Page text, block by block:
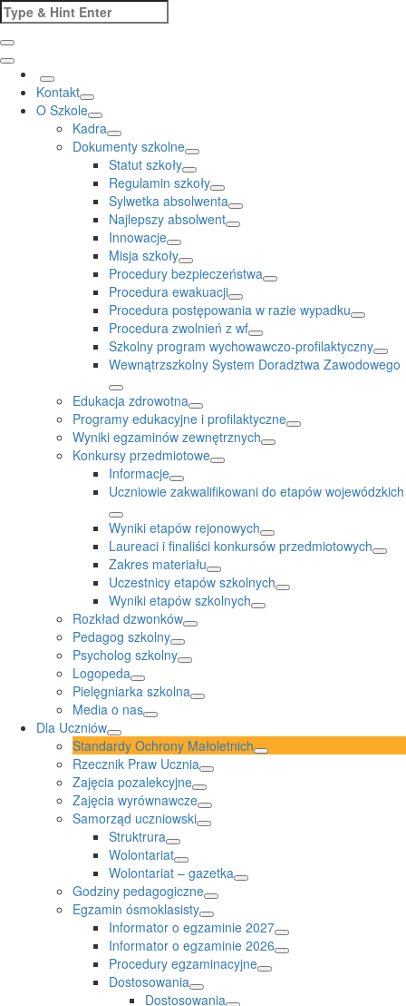
Skip
to
content
Search
for:
Kontakt
O Szkole
Kadra
Dokumenty szkolne
Statut szkoły
Regulamin szkoły
Sylwetka absolwenta
Najlepszy absolwent
Innowacje
Misja szkoły
Procedury bezpieczeństwa
Procedura ewakuacji
Procedura postępowania w razie wypadku
Procedura zwolnień z wf
Szkolny program wychowawczo-profilaktyczny
Wewnątrzszkolny System Doradztwa Zawodowego
Edukacja zdrowotna
Programy edukacyjne i profilaktyczne
Wyniki egzaminów zewnętrznych
Konkursy przedmiotowe
Informacje
Uczniowie zakwalifikowani do etapów wojewódzkich
Wyniki etapów rejonowych
Laureaci i finaliści konkursów przedmiotowych
Zakres materiału
Uczestnicy etapów szkolnych
Wyniki etapów szkolnych
Rozkład dzwonków
Pedagog szkolny
Psycholog szkolny
Logopeda
Pielęgniarka szkolna
Media o nas
Dla Uczniów
Standardy Ochrony Małoletnich
Rzecznik Praw Ucznia
Zajęcia pozalekcyjne
Zajęcia wyrównawcze
Samorząd uczniowski
Struktrura
Wolontariat
Wolontariat – gazetka
Godziny pedagogiczne
Egzamin ósmoklasisty
Informator o egzaminie 2027
Informator o egzaminie 2026
Procedury egzaminacyjne
Dostosowania
Dostosowania